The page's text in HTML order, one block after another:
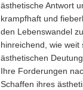
ästhetische Antwort
krampfhaft und
den Lebenswandel
hinreichend, wie
ästhetischen
Ihre Forderungen
Schaffen ihres